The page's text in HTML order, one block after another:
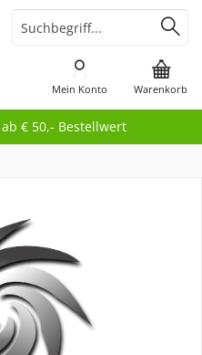
€ 50,- Bestellwert
Warenkorb
Mein Konto